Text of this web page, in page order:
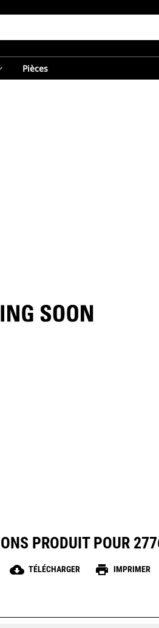
Pièces
PRODUIT POUR
cloud_download TÉLÉCHARGER print IMPRIMER